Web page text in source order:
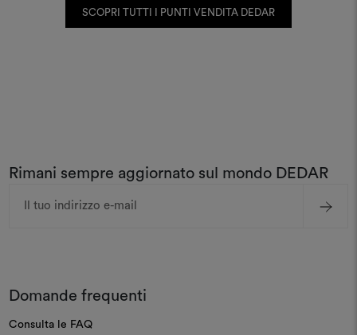
SCOPRI TUTTI I PUNTI VENDITA DEDAR
Rimani sempre aggiornato sul mondo DEDAR
Domande frequenti
Consulta le FAQ